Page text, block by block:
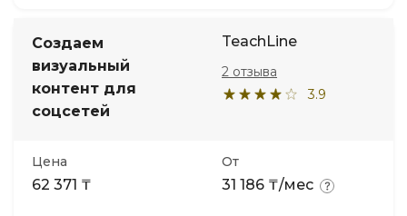
Создаем
визуальный
контент для
соцсетей
TeachLine
3.9
2 отзыва
Цена
62 371 ₸
От
31 186 ₸/мес